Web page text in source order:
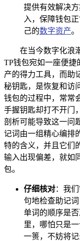
提供有效解决
入，保障钱包
己的数字资产。
在当今数字化浪
TP钱包宛如一座便捷
产的得力工具，而助
秘钥匙，是恢复和访
钱包的过程中，常常
手握钥匙却打不开门
剖析可能导致这一问
记词由一组精心编排
特的含义，并且它们
输入出现偏差，就如
包。
仔细核对：我
句地检查助记
单词的顺序是
里，哪怕只是
一篑，不妨将